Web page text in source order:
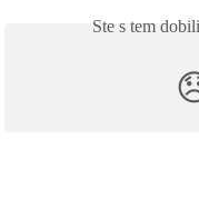
Ste s tem